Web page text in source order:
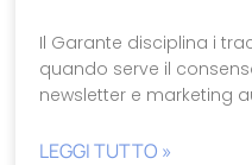
Il Garante disciplina i
quando serve il
newsletter e marketing
LEGGI TUTTO »